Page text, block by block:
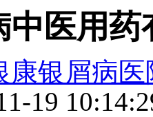
中医用药
康银屑病医
19